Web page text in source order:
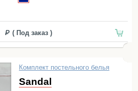
Firenze
RichmondОдеяла
Наматрасники
постельного белья Chelsea
( Под заказ )
Комплект постельного белья
Sandal